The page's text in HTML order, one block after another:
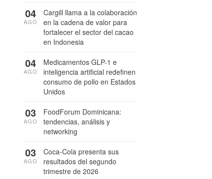
Cargill llama a la colaboración
en la cadena de valor para
fortalecer el sector del cacao
en Indonesia
04
AGO
Medicamentos GLP-1 e
inteligencia artificial redefinen
consumo de pollo en Estados
Unidos
04
AGO
FoodForum Dominicana:
tendencias, análisis y
networking
03
AGO
Coca-Cola presenta sus
resultados del segundo
trimestre de 2026
03
AGO